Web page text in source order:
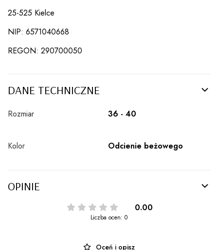
25-525 Kielce
NIP: 6571040668
REGON: 290700050
DANE TECHNICZNE
Rozmiar 36 - 40
Kolor Odcienie beżowego
OPINIE
0.00
Liczba ocen: 0
Oceń i opisz